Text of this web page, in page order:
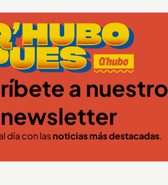
a nuestro
newsletter
día con lasnoticias más destacadas.